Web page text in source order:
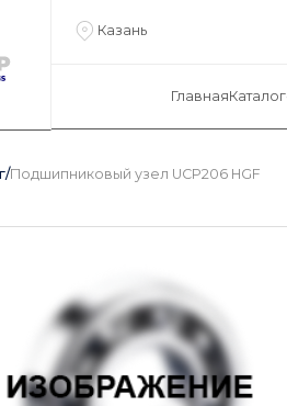
Казань
ГлавнаяКаталог
/Подшипниковый узел UCP206 HGF